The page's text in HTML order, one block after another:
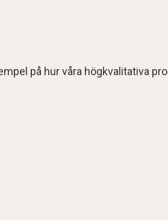
på hur våra högkvalitativa